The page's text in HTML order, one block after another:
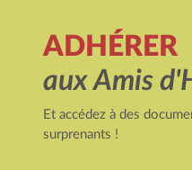
ADHÉRER
aux Amis
Et accédez à des
surprenants !